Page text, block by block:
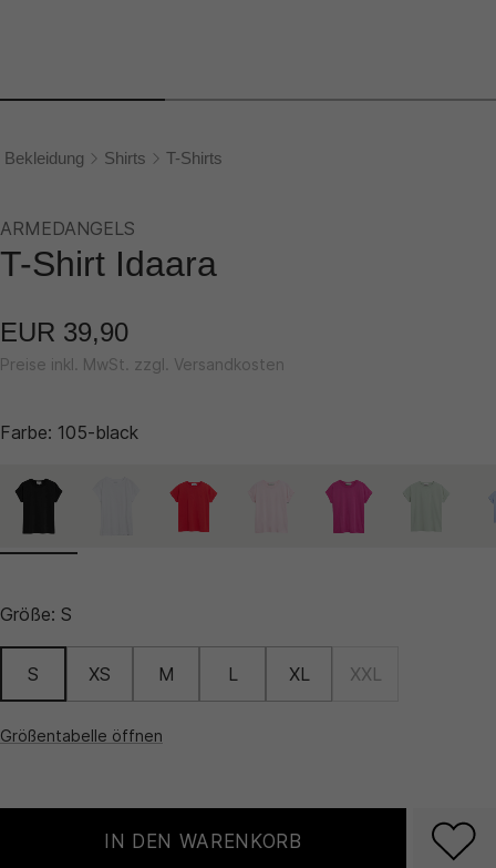
Bekleidung Shirts T-Shirts
ARMEDANGELS
T-Shirt Idaara
EUR 39,90
Preise inkl. MwSt. zzgl. Versandkosten
Farbe: 105-black
Größe: S
S XS M L XL XXL
Größentabelle öffnen
IN DEN WARENKORB